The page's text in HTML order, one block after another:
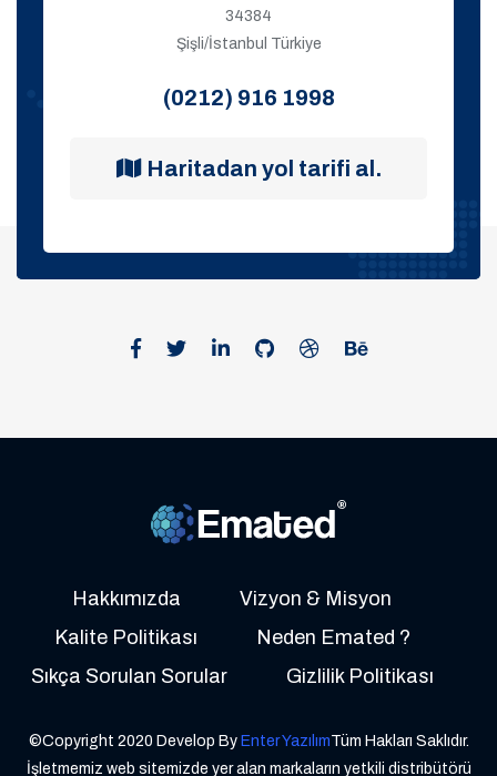
34384
Şişli/İstanbul Türkiye
(0212) 916 1998
Haritadan yol tarifi al.
Hakkımızda
Vizyon & Misyon
Kalite Politikası
Neden Emated ?
Sıkça Sorulan Sorular
Gizlilik Politikası
©Copyright 2020 Develop By Enter YazılımTüm Hakları Saklıdır.
İşletmemiz web sitemizde yer alan markaların yetkili distribütörü